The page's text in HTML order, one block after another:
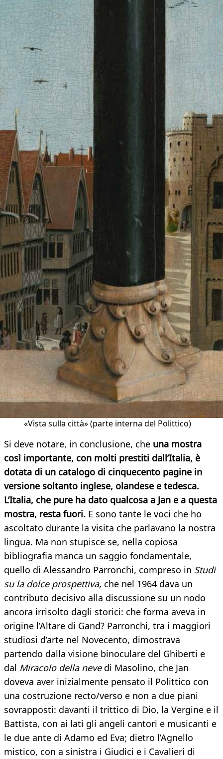
«Vista sulla città» (parte interna del Polittico)
Si deve notare, in conclusione, che una mostra
così importante, con molti prestiti dall’Italia, è
dotata di un catalogo di cinquecento pagine in
versione soltanto inglese, olandese e tedesca.
L’Italia, che pure ha dato qualcosa a Jan e a questa
mostra, resta fuori. E sono tante le voci che ho
ascoltato durante la visita che parlavano la nostra
lingua. Ma non stupisce se, nella copiosa
bibliografia manca un saggio fondamentale,
quello di Alessandro Parronchi, compreso in Studi
su la dolce prospettiva, che nel 1964 dava un
contributo decisivo alla discussione su un nodo
ancora irrisolto dagli storici: che forma aveva in
origine l’Altare di Gand? Parronchi, tra i maggiori
studiosi d’arte nel Novecento, dimostrava
partendo dalla visione binoculare del Ghiberti e
dal Miracolo della nevedi Masolino, che Jan
doveva aver inizialmente pensato il Polittico con
una costruzione recto/verso e non a due piani
sovrapposti: davanti il trittico di Dio, la Vergine e il
Battista, con ai lati gli angeli cantori e musicanti e
le due ante di Adamo ed Eva; dietro l’Agnello
mistico, con a sinistra i Giudici e i Cavalieri di